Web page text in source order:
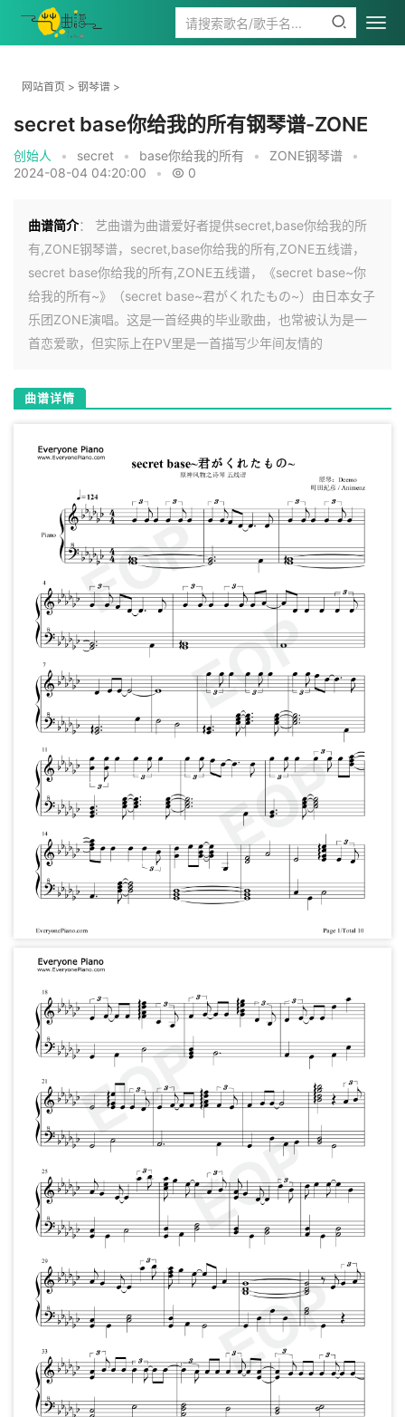
网站首页 > 钢琴谱 >
secret base你给我的所有钢琴谱-ZONE
创始人 • secret • base你给我的所有 • ZONE钢琴谱
•
2024-08-04 04:20:00
• 0
曲谱简介： 艺曲谱为曲谱爱好者提供secret,base你给我的所
有,ZONE钢琴谱，secret,base你给我的所有,ZONE五线谱，
secret base你给我的所有,ZONE五线谱，《secret base~你
给我的所有~》（secret base~君がくれたもの~）由日本女子
乐团ZONE演唱。这是一首经典的毕业歌曲，也常被认为是一
首恋爱歌，但实际上在PV里是一首描写少年间友情的
曲谱详情